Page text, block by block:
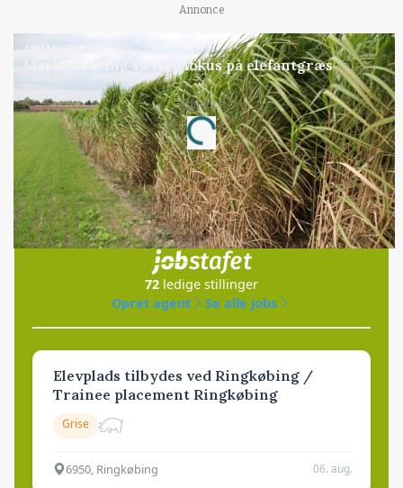
Annonce
ARRANGEMENT
Markvandring sætter fokus på elefantgræs
Annonce
Loading...
Jobs
i samarbejde med
72 ledige stillinger
Opret agent
Se alle jobs
Elevplads tilbydes ved Ringkøbing /
Trainee placement Ringkøbing
Grise
6950, Ringkøbing 06. aug.